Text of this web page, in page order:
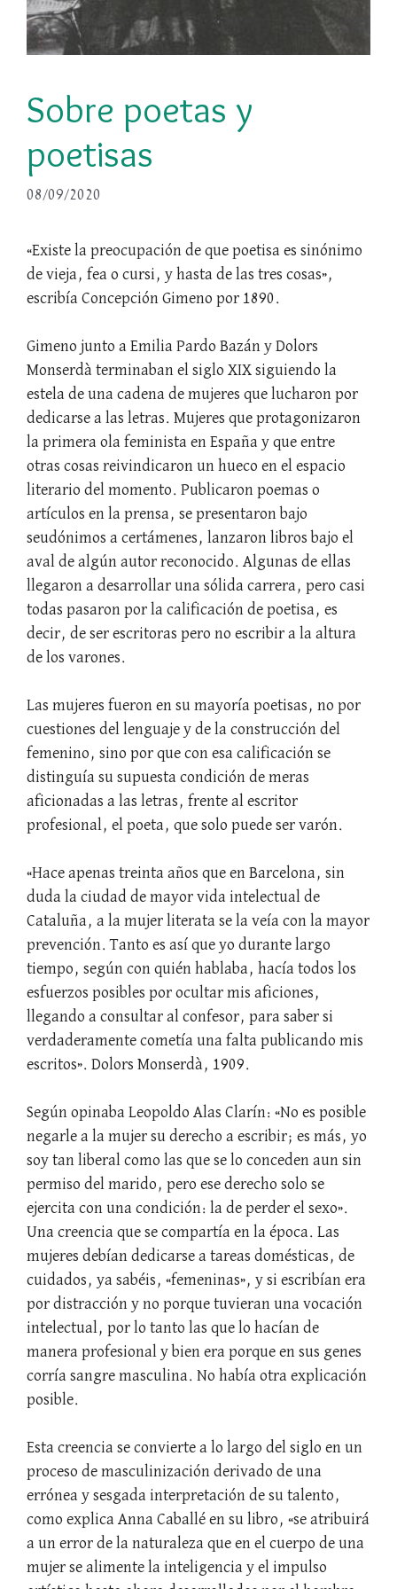
Sobre poetas y
poetisas
08/09/2020
«Existe la preocupación de que poetisa es sinónimo
de vieja, fea o cursi, y hasta de las tres cosas»,
escribía Concepción Gimeno por 1890.
Gimeno junto a Emilia Pardo Bazán y Dolors
Monserdà terminaban el siglo XIX siguiendo la
estela de una cadena de mujeres que lucharon por
dedicarse a las letras. Mujeres que protagonizaron
la primera ola feminista en España y que entre
otras cosas reivindicaron un hueco en el espacio
literario del momento. Publicaron poemas o
artículos en la prensa, se presentaron bajo
seudónimos a certámenes, lanzaron libros bajo el
aval de algún autor reconocido. Algunas de ellas
llegaron a desarrollar una sólida carrera, pero casi
todas pasaron por la calificación de poetisa, es
decir, de ser escritoras pero no escribir a la altura
de los varones.
Las mujeres fueron en su mayoría poetisas, no por
cuestiones del lenguaje y de la construcción del
femenino, sino por que con esa calificación se
distinguía su supuesta condición de meras
aficionadas a las letras, frente al escritor
profesional, el poeta, que solo puede ser varón.
«Hace apenas treinta años que en Barcelona, sin
duda la ciudad de mayor vida intelectual de
Cataluña, a la mujer literata se la veía con la mayor
prevención. Tanto es así que yo durante largo
tiempo, según con quién hablaba, hacía todos los
esfuerzos posibles por ocultar mis aficiones,
llegando a consultar al confesor, para saber si
verdaderamente cometía una falta publicando mis
escritos». Dolors Monserdà, 1909.
Según opinaba Leopoldo Alas Clarín: «No es posible
negarle a la mujer su derecho a escribir; es más, yo
soy tan liberal como las que se lo conceden aun sin
permiso del marido, pero ese derecho solo se
ejercita con una condición: la de perder el sexo».
Una creencia que se compartía en la época. Las
mujeres debían dedicarse a tareas domésticas, de
cuidados, ya sabéis, «femeninas», y si escribían era
por distracción y no porque tuvieran una vocación
intelectual, por lo tanto las que lo hacían de
manera profesional y bien era porque en sus genes
corría sangre masculina. No había otra explicación
posible.
Esta creencia se convierte a lo largo del siglo en un
proceso de masculinización derivado de una
errónea y sesgada interpretación de su talento,
como explica Anna Caballé en su libro, «se atribuirá
a un error de la naturaleza que en el cuerpo de una
mujer se alimente la inteligencia y el impulso